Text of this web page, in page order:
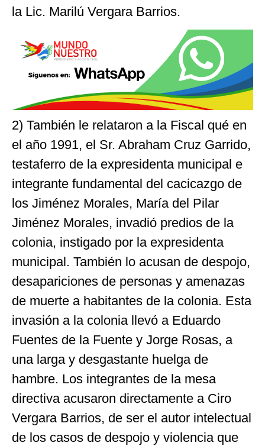
la Lic. Marilú Vergara Barrios.
2) También le relataron a la Fiscal qué en
el año 1991, el Sr. Abraham Cruz Garrido,
testaferro de la expresidenta municipal e
integrante fundamental del cacicazgo de
los Jiménez Morales, María del Pilar
Jiménez Morales, invadió predios de la
colonia, instigado por la expresidenta
municipal. También lo acusan de despojo,
desapariciones de personas y amenazas
de muerte a habitantes de la colonia. Esta
invasión a la colonia llevó a Eduardo
Fuentes de la Fuente y Jorge Rosas, a
una larga y desgastante huelga de
hambre. Los integrantes de la mesa
directiva acusaron directamente a Ciro
Vergara Barrios, de ser el autor intelectual
de los casos de despojo y violencia que